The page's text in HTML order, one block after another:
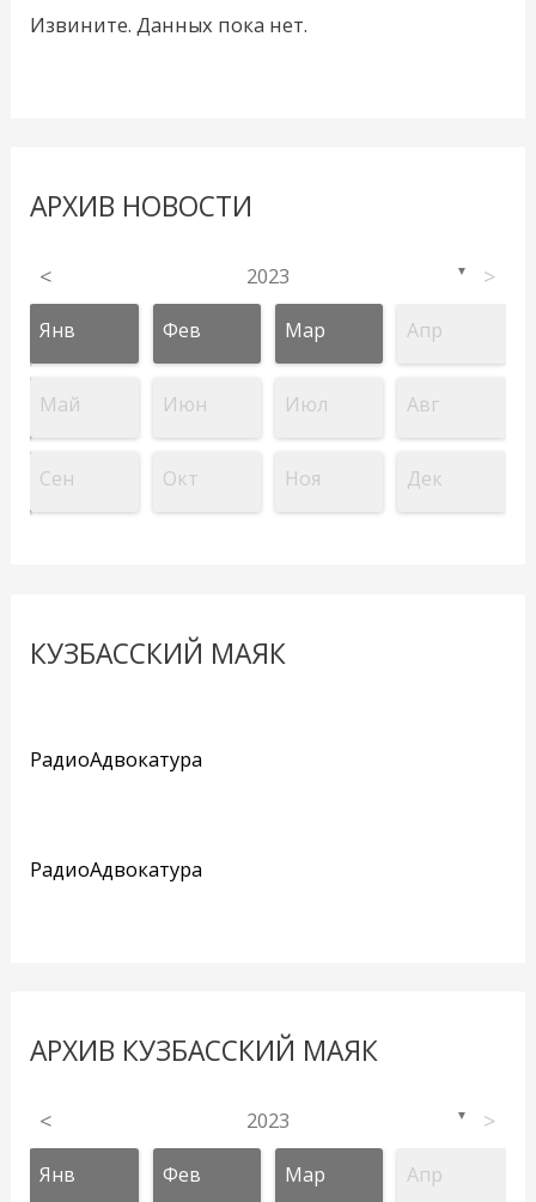
Извините. Данных пока нет.
АРХИВ НОВОСТИ
< 2023 ▼ >
Янв Фев Мар Апр
Май Июн Июл Авг
Сен Окт Ноя Дек
КУЗБАССКИЙ МАЯК
РадиоАдвокатура
РадиоАдвокатура
АРХИВ КУЗБАССКИЙ МАЯК
< 2023 ▼ >
Янв Фев Мар Апр